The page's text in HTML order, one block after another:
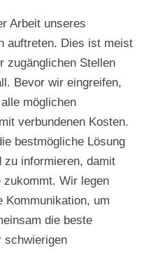
Arbeit unseres
auftreten. Dies ist meist
zugänglichen Stellen
Bevor wir eingreifen,
möglichen
verbundenen Kosten.
bestmögliche Lösung
zu informieren, damit
zukommt. Wir legen
Kommunikation, um
die beste
schwierigen